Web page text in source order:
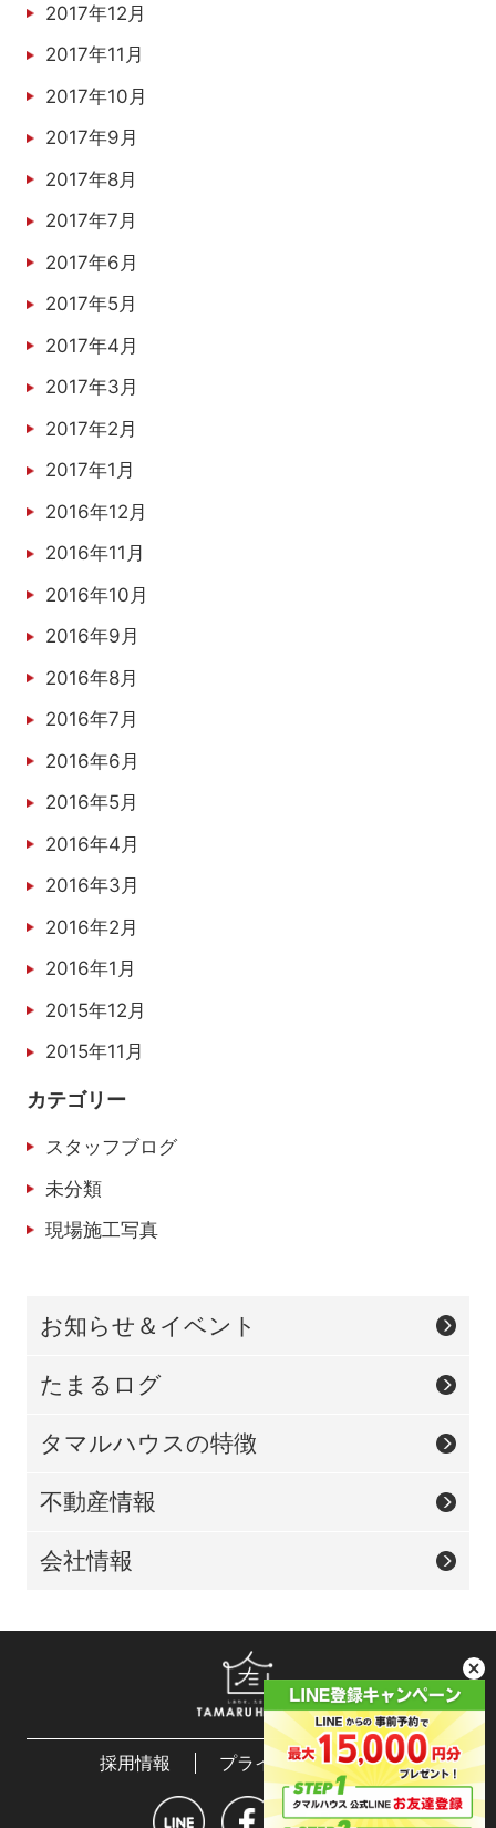
2017年12月
2017年11月
2017年10月
2017年9月
2017年8月
2017年7月
2017年6月
2017年5月
2017年4月
2017年3月
2017年2月
2017年1月
2016年12月
2016年11月
2016年10月
2016年9月
2016年8月
2016年7月
2016年6月
2016年5月
2016年4月
2016年3月
2016年2月
2016年1月
2015年12月
2015年11月
カテゴリー
スタッフブログ
未分類
現場施工写真
お知らせ＆イベント
たまるログ
タマルハウスの特徴
不動産情報
会社情報
採用情報 プライバシーポリシー